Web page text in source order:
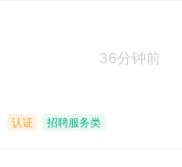
36分钟前
认证 招聘服务类